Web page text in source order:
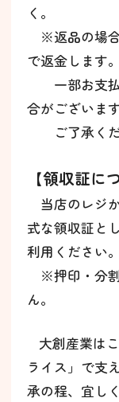
く。
※返品の場合
で返金します。
一部お支払
合がございます
ご了承くだ
【領収証に
当店のレジ
式な領収証と
利用ください。
※押印・分割
ん。
大創産業は
ライス」で支
承の程、宜し